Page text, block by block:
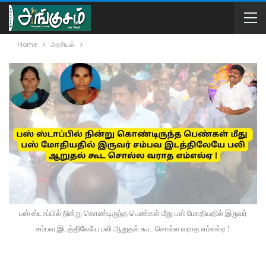
Home அரசியல்
பஸ் ஸ்டாப்பில் நின்று கொண்டிருந்த பெண்கள் மீது பஸ் மோதியதில் இருவர்
சம்பவ இடத்திலேயே பலி ஆறுதல் கூட சொல்ல வராத எம்எல்ஏ !